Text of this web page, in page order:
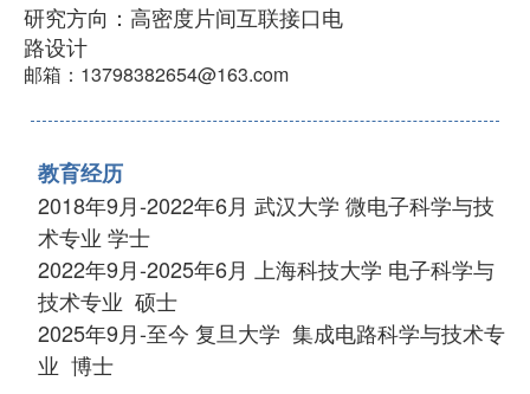
研究方向：高密度片间互联接口电
路设计
邮箱：13798382654@163.com
教育经历
2018年9月-2022年6月 武汉大学 微电子科学与技
术专业 学士
2022年9月-2025年6月 上海科技大学 电子科学与
技术专业 硕士
2025年9月-至今 复旦大学 集成电路科学与技术专
业 博士